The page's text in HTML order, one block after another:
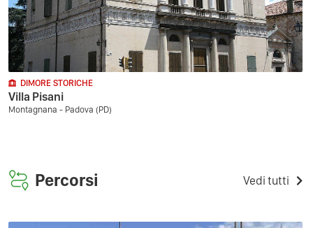
DIMORE STORICHE
Villa Pisani
Montagnana - Padova (PD)
Percorsi Vedi tutti